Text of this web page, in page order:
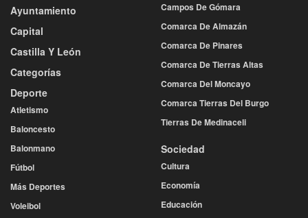
Ayuntamiento
Capital
Castilla Y León
Categorías
Deporte
Atletismo
Baloncesto
Balonmano
Fútbol
Más Deportes
Voleibol
Campos De Gómara
Comarca De Almazán
Comarca De Pinares
Comarca De Tierras Altas
Comarca Del Moncayo
Comarca Tierras Del Burgo
Tierras De Medinaceli
Sociedad
Cultura
Economía
Educación